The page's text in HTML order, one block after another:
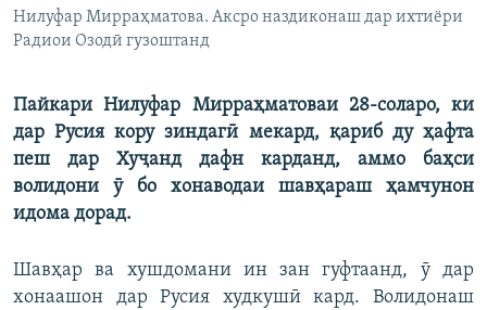
Ҳамаи сомонаҳои RFE/RL
Нилуфар Мирраҳматова. Аксро наздиконаш дар ихтиёри
Радиои Озодӣ гузоштанд
Пайкари Нилуфар Мирраҳматоваи 28-соларо, ки
дар Русия кору зиндагӣ мекард, қариб ду ҳафта
пеш дар Хуҷанд дафн карданд, аммо баҳси
волидони ӯ бо хонаводаи шавҳараш ҳамчунон
идома дорад.
Шавҳар ва хушдомани ин зан гуфтаанд, ӯ дар
хонаашон дар Русия худкушӣ кард. Волидонаш